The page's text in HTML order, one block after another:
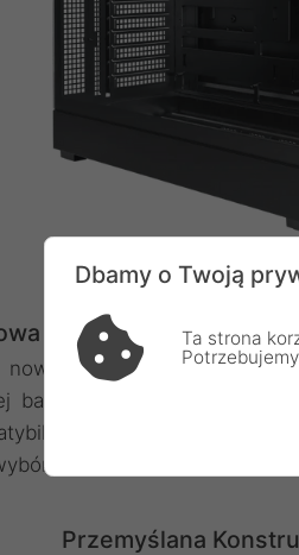
Komputerowa KING
i przestronna
bazy pod budowę
elastyczne opcje
zarówno dla graczy, jak i
Przemyślana
Dbamy o Twoją
Ta strona